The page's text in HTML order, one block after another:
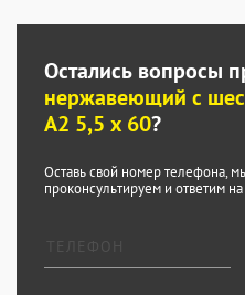
Остались вопросы
нержавеющий с
А2 5,5 x 60?
Оставь свой номер телефона,
проконсультируем и ответим